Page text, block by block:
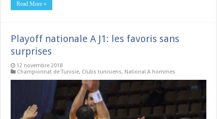
Read More »
Playoff nationale A J1: les favoris sans
surprises
12 novembre 2018
Championnat de Tunisie, Clubs tunisiens, National A hommes